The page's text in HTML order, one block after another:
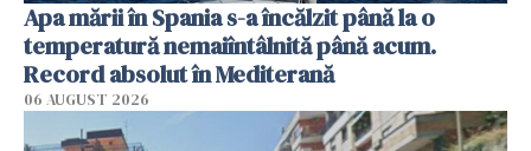
Apa mării în Spania s-a încălzit până la o
temperatură nemaiîntâlnită până acum.
Record absolut în Mediterană
06 AUGUST 2026